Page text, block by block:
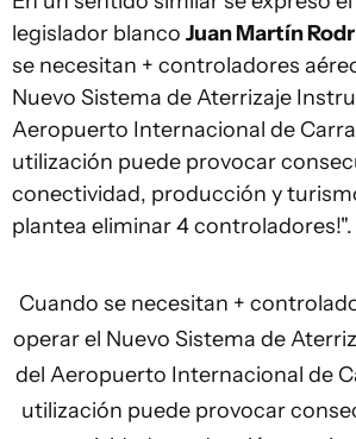
legislador blanco Juan Martín
se necesitan + controladores
Nuevo Sistema de Aterrizaje
Aeropuerto Internacional de
utilización puede provocar
conectividad, producción y
plantea eliminar 4 controladores!".
Cuando se necesitan +
operar el Nuevo Sistema de
del Aeropuerto Internacional de
utilización puede provocar